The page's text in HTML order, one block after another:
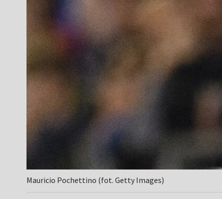
Mauricio Pochettino (fot. Getty Images)